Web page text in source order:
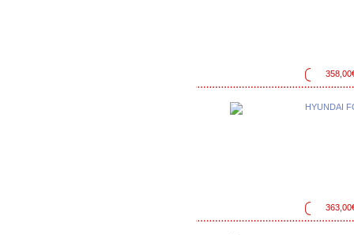
HYUNDAI